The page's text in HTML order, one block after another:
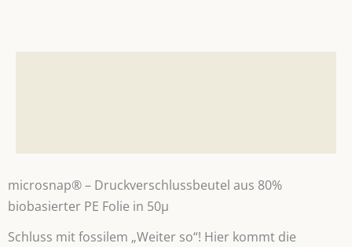
microsnap® – Druckverschlussbeutel aus 80%
biobasierter PE Folie in 50µ
Schluss mit fossilem „Weiter so“! Hier kommt die